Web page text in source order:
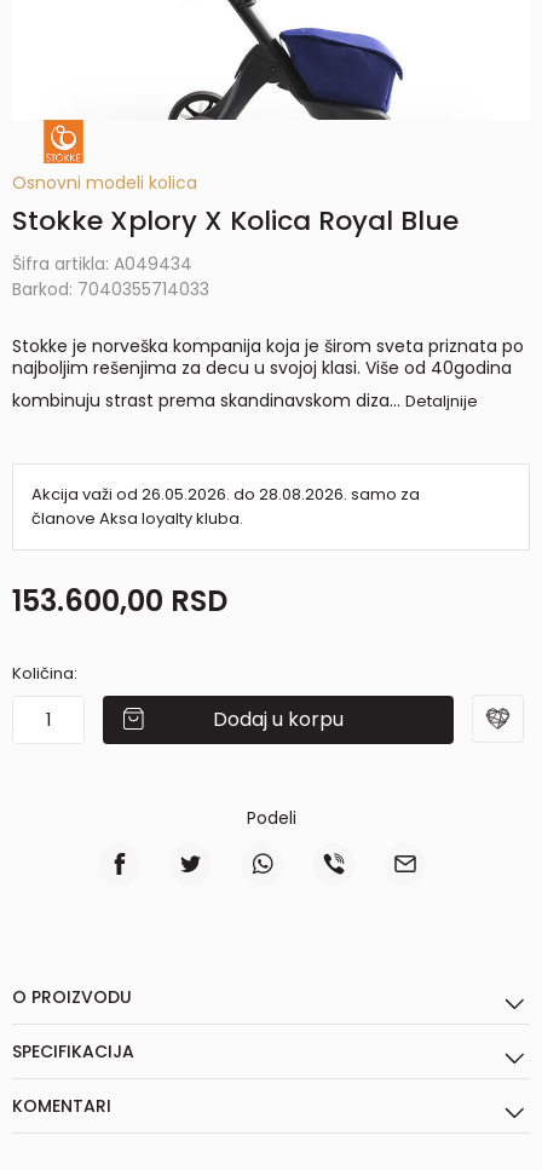
Osnovni modeli kolica
Stokke Xplory X Kolica Royal Blue
Šifra artikla: A049434
Barkod: 7040355714033
Stokke je norveška kompanija koja je širom sveta priznata po
najboljim rešenjima za decu u svojoj klasi. Više od 40godina
kombinuju strast prema skandinavskom diza... Detaljnije
Akcija važi od 26.05.2026. do 28.08.2026. samo za
članove Aksa loyalty kluba.
153.600,00 RSD
Količina:
Dodaj u korpu
Podeli
O PROIZVODU
SPECIFIKACIJA
KOMENTARI